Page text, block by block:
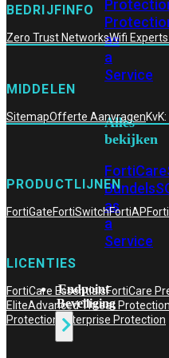
as
a
Service
Alles
bekijken
FortiCare
Bundels
as
a
Service
Endpoint
Beveiliging
BEDRIJFINFO
Zero Trust NetworksWifi Experts
MIDDELEN
SitemapOfferte Aanvragen
PRODUCTLIJNEN
FortiGateFortiSwitchFortiAP
LICENTIES
FortiCare EssentialsFortiCare
EliteAdvanced Threat Protection
Protection Enterprise Protection